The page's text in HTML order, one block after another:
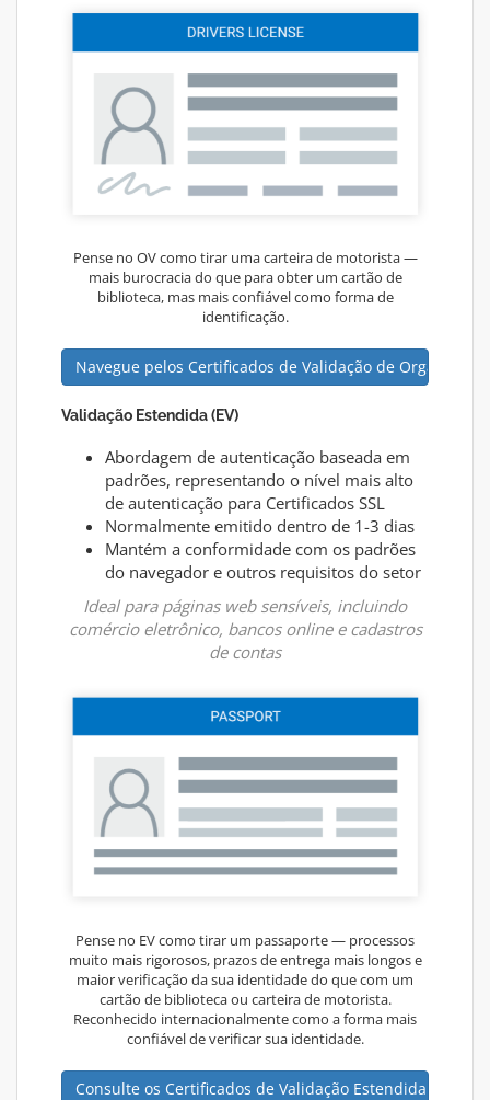
Pense no OV como tirar uma carteira de motorista —
mais burocracia do que para obter um cartão de
biblioteca, mas mais confiável como forma de
identificação.
Navegue pelos Certificados de Validação de Organização
Validação Estendida (EV)
Abordagem de autenticação baseada em
padrões, representando o nível mais alto
de autenticação para Certificados SSL
Normalmente emitido dentro de 1-3 dias
Mantém a conformidade com os padrões
do navegador e outros requisitos do setor
Ideal para páginas web sensíveis, incluindo
comércio eletrônico, bancos online e cadastros
de contas
Pense no EV como tirar um passaporte — processos
muito mais rigorosos, prazos de entrega mais longos e
maior verificação da sua identidade do que com um
cartão de biblioteca ou carteira de motorista.
Reconhecido internacionalmente como a forma mais
confiável de verificar sua identidade.
Consulte os Certificados de Validação Estendida